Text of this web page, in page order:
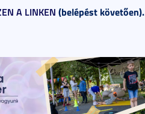
A LINKEN (belépést követően).